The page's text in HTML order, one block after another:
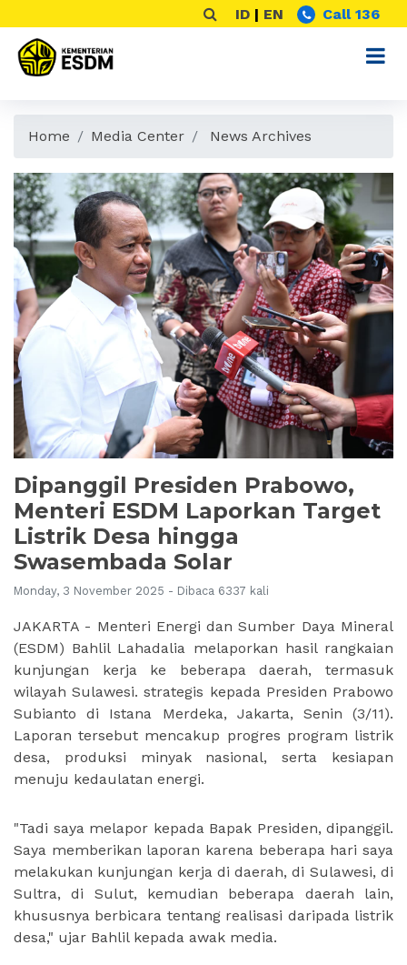
ID | EN Call 136
Home Media Center News Archives
Dipanggil Presiden Prabowo,
Menteri ESDM Laporkan Target
Listrik Desa hingga
Swasembada Solar
Monday, 3 November 2025 - Dibaca 6337 kali
JAKARTA - Menteri Energi dan Sumber Daya Mineral
(ESDM) Bahlil Lahadalia melaporkan hasil rangkaian
kunjungan kerja ke beberapa daerah, termasuk
wilayah Sulawesi. strategis kepada Presiden Prabowo
Subianto di Istana Merdeka, Jakarta, Senin (3/11).
Laporan tersebut mencakup progres program listrik
desa, produksi minyak nasional, serta kesiapan
menuju kedaulatan energi.
"Tadi saya melapor kepada Bapak Presiden, dipanggil.
Saya memberikan laporan karena beberapa hari saya
melakukan kunjungan kerja di daerah, di Sulawesi, di
Sultra, di Sulut, kemudian beberapa daerah lain,
khususnya berbicara tentang realisasi daripada listrik
desa," ujar Bahlil kepada awak media.